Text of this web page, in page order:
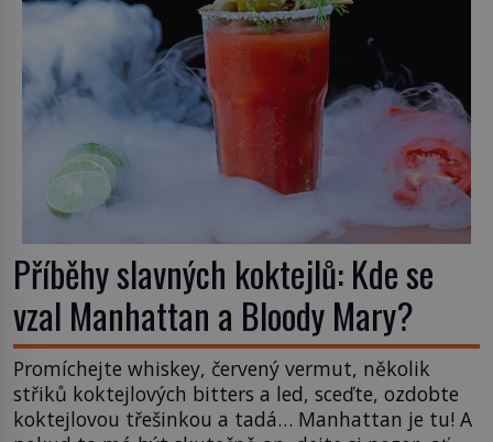
Příběhy slavných koktejlů: Kde se
vzal Manhattan a Bloody Mary?
Promíchejte whiskey, červený vermut, několik
střiků koktejlových bitters a led, sceďte, ozdobte
koktejlovou třešinkou a tadá… Manhattan je tu! A